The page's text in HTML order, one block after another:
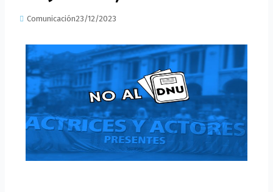
Comunicación23/12/2023